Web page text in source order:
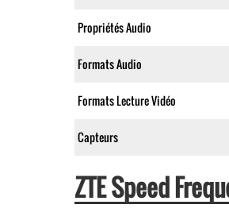
Propriétés Audio
Formats Audio
Formats Lecture Vidéo
Capteurs
ZTE Speed